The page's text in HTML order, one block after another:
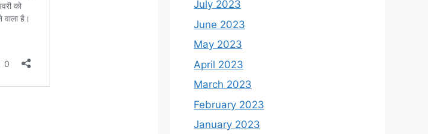
July 2023
June 2023
May 2023
April 2023
March 2023
February 2023
January 2023